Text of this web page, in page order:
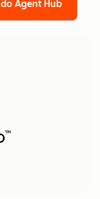
do Agent Hub